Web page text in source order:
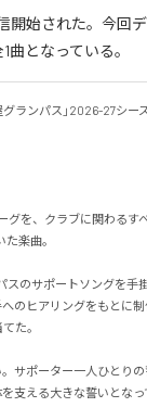
信開始された。今回
1曲となっている。
グランパス」2026-27シー
グを、クラブに関わるす
た楽曲。
スのサポートソングを手
のヒアリングをもとに
た。
サポーター一人ひとり
支える大きな誓いとなっ